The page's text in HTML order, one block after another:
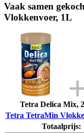
Vaak samen
Vlokkenvoer, 1L
Tetra Delica Mix,
Tetra TetraMin
Totaalprijs: